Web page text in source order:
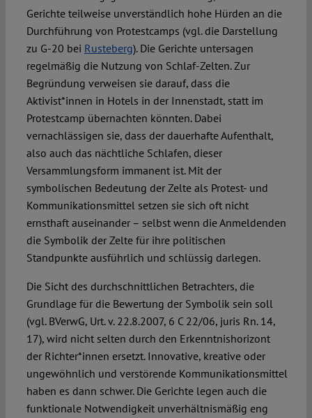
Gerichte teilweise unverständlich hohe Hürden an die
Durchführung von Protestcamps (vgl. die Darstellung
zu G-20 bei Rusteberg). Die Gerichte untersagen
regelmäßig die Nutzung von Schlaf-Zelten. Zur
Begründung verweisen sie darauf, dass die
Aktivist*innen in Hotels in der Innenstadt, statt im
Protestcamp übernachten könnten. Dabei
vernachlässigen sie, dass der dauerhafte Aufenthalt,
also auch das nächtliche Schlafen, dieser
Versammlungsform immanent ist. Mit der
symbolischen Bedeutung der Zelte als Protest- und
Kommunikationsmittel setzen sie sich oft nicht
ernsthaft auseinander – selbst wenn die Anmeldenden
die Symbolik der Zelte für ihre politischen
Standpunkte ausführlich und schlüssig darlegen.
Die Sicht des durchschnittlichen Betrachters, die
Grundlage für die Bewertung der Symbolik sein soll
(vgl. BVerwG, Urt. v. 22.8.2007, 6 C 22/06, juris Rn. 14,
17), wird nicht selten durch den Erkenntnishorizont
der Richter*innen ersetzt. Innovative, kreative oder
ungewöhnlich und verstörende Kommunikationsmittel
haben es dann schwer. Die Gerichte legen auch die
funktionale Notwendigkeit unverhältnismäßig eng